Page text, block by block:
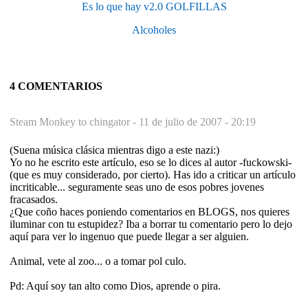
Es lo que hay v2.0 GOLFILLAS
Alcoholes
4 COMENTARIOS
Steam Monkey to chingator - 11 de julio de 2007 - 20:19
(Suena música clásica mientras digo a este nazi:)
Yo no he escrito este artículo, eso se lo dices al autor -fuckowski-
(que es muy considerado, por cierto). Has ido a criticar un artículo
incriticable... seguramente seas uno de esos pobres jovenes
fracasados.
¿Que coño haces poniendo comentarios en BLOGS, nos quieres
iluminar con tu estupidez? Iba a borrar tu comentario pero lo dejo
aquí para ver lo ingenuo que puede llegar a ser alguien.
Animal, vete al zoo... o a tomar pol culo.
Pd: Aquí soy tan alto como Dios, aprende o pira.